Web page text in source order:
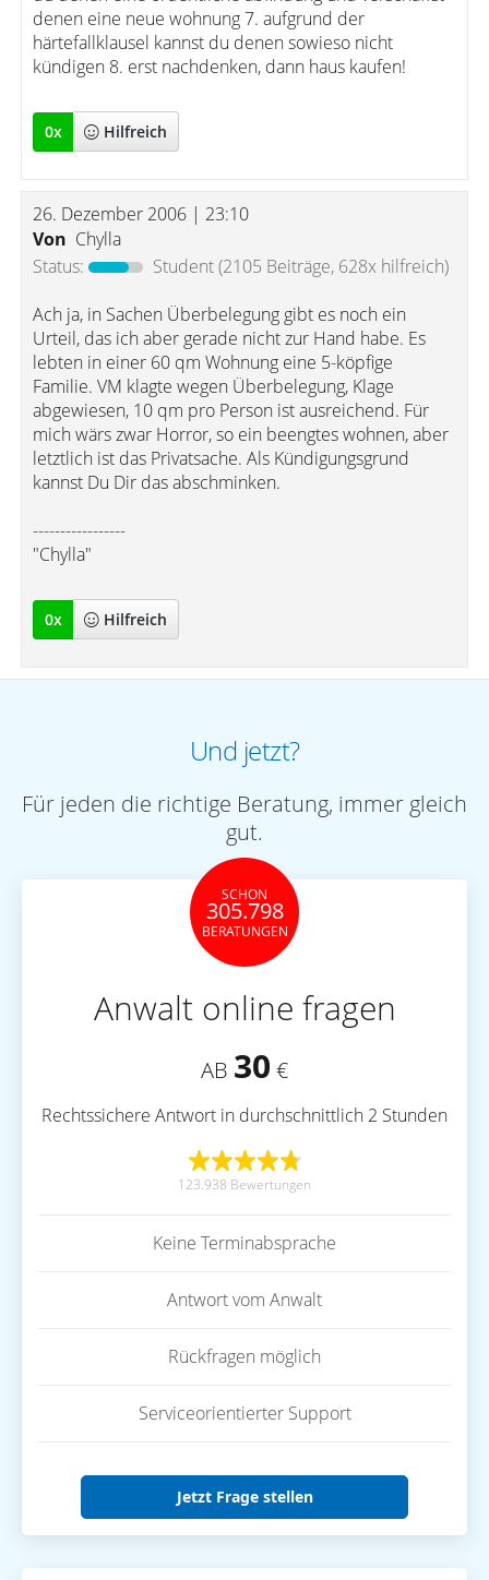
denen eine neue wohnung 7. aufgrund der
härtefallklausel kannst du denen sowieso nicht
kündigen 8. erst nachdenken, dann haus kaufen!
0x Hilfreich
26. Dezember 2006 | 23:10
Von Chylla
Status:
Student(2105 Beiträge, 628x hilfreich)
Ach ja, in Sachen Überbelegung gibt es noch ein
Urteil, das ich aber gerade nicht zur Hand habe. Es
lebten in einer 60 qm Wohnung eine 5-köpfige
Familie. VM klagte wegen Überbelegung, Klage
abgewiesen, 10 qm pro Person ist ausreichend. Für
mich wärs zwar Horror, so ein beengtes wohnen, aber
letztlich ist das Privatsache. Als Kündigungsgrund
kannst Du Dir das abschminken.
-----------------
"Chylla"
0x Hilfreich
Und jetzt?
Für jeden die richtige Beratung, immer gleich
gut.
SCHON
305.798
BERATUNGEN
Anwalt online fragen
AB 30 €
Rechtssichere Antwort in durchschnittlich 2 Stunden
123.938 Bewertungen
Keine Terminabsprache
Antwort vom Anwalt
Rückfragen möglich
Serviceorientierter Support
Jetzt Frage stellen